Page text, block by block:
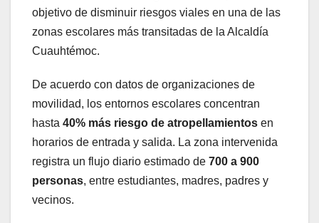
objetivo de disminuir riesgos viales en una de las
zonas escolares más transitadas de la Alcaldía
Cuauhtémoc.
De acuerdo con datos de organizaciones de
movilidad, los entornos escolares concentran
hasta 40% más riesgo de atropellamientos en
horarios de entrada y salida. La zona intervenida
registra un flujo diario estimado de 700 a 900
personas, entre estudiantes, madres, padres y
vecinos.